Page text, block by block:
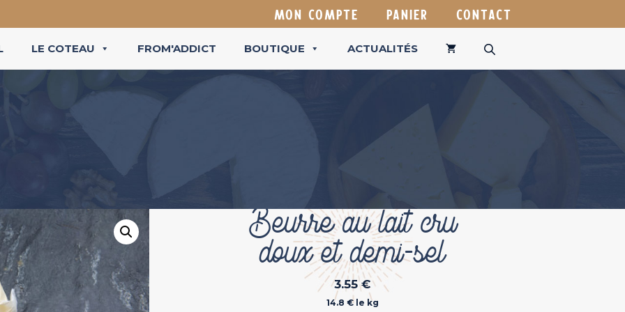
MON COMPTE PANIER CONTACT
LE COTEAU FROM'ADDICT BOUTIQUE ACTUALITÉS
Beurre au lait cru
doux et demi-sel
3.55€
14.8 € le kg